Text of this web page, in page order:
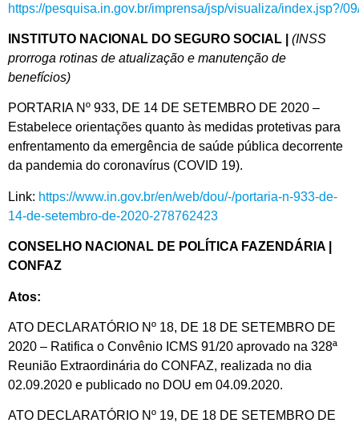
https://pesquisa.in.gov.br/imprensa/jsp/visualiza/index.jsp?/
INSTITUTO NACIONAL DO SEGURO SOCIAL | (INSS
prorroga rotinas de atualização e manutenção de
benefícios)
PORTARIA Nº 933, DE 14 DE SETEMBRO DE 2020 –
Estabelece orientações quanto às medidas protetivas para
enfrentamento da emergência de saúde pública decorrente
da pandemia do coronavírus (COVID 19).
Link: https://www.in.gov.br/en/web/dou/-/portaria-n-933-de-
14-de-setembro-de-2020-278762423
CONSELHO NACIONAL DE POLÍTICA FAZENDÁRIA |
CONFAZ
Atos:
ATO DECLARATÓRIO Nº 18, DE 18 DE SETEMBRO DE
2020 – Ratifica o Convênio ICMS 91/20 aprovado na 328ª
Reunião Extraordinária do CONFAZ, realizada no dia
02.09.2020 e publicado no DOU em 04.09.2020.
ATO DECLARATÓRIO Nº 19, DE 18 DE SETEMBRO DE